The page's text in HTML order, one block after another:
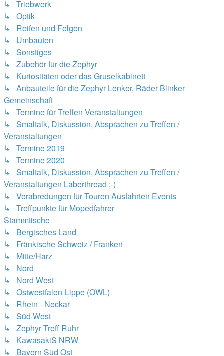
↳ Triebwerk
↳ Optik
↳ Reifen und Felgen
↳ Umbauten
↳ Sonstiges
↳ Zubehör für die Zephyr
↳ Kuriositäten oder das Gruselkabinett
↳ Anbauteile für die Zephyr Lenker, Räder Blinker
Gemeinschaft
↳ Termine für Treffen Veranstaltungen
↳ Smaltalk, Diskussion, Absprachen zu Treffen /
Veranstaltungen
↳ Termine 2019
↳ Termine 2020
↳ Smaltalk, Diskussion, Absprachen zu Treffen /
Veranstaltungen Laberthread ;-)
↳ Verabredungen für Touren Ausfahrten Events
↳ Treffpunkte für Mopedfahrer
Stammtische
↳ Bergisches Land
↳ Fränkische Schweiz / Franken
↳ Mitte/Harz
↳ Nord
↳ Nord West
↳ Ostwestfalen-Lippe (OWL)
↳ Rhein - Neckar
↳ Süd West
↳ Zephyr Treff Ruhr
↳ KawasakiS NRW
↳ Bayern Süd Ost